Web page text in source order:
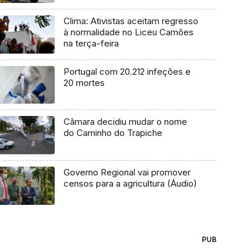
Clima: Ativistas aceitam regresso
à normalidade no Liceu Camões
na terça-feira
Portugal com 20.212 infeções e
20 mortes
Câmara decidiu mudar o nome
do Caminho do Trapiche
Governo Regional vai promover
censos para a agricultura (Áudio)
PUB